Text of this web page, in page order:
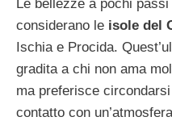
Le bellezze a pochi
considerano le isole del
Ischia e Procida.
gradita a chi non ama
ma preferisce
contatto con